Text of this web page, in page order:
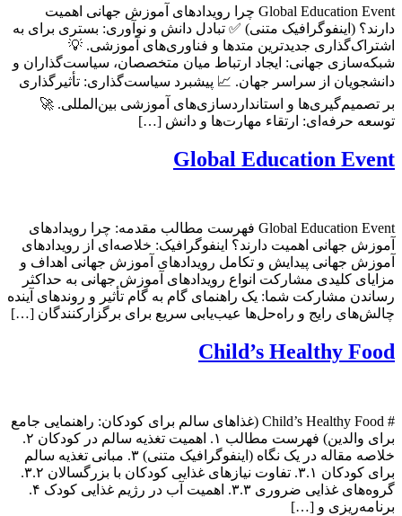
Global Education Event چرا رویدادهای آموزش جهانی اهمیت
دارند؟ (اینفوگرافیک متنی) ✅ تبادل دانش و نوآوری: بستری برای به
اشتراک‌گذاری جدیدترین متدها و فناوری‌های آموزشی. 💡
شبکه‌سازی جهانی: ایجاد ارتباط میان متخصصان، سیاست‌گذاران و
دانشجویان از سراسر جهان. 📈 پیشبرد سیاست‌گذاری: تأثیرگذاری
بر تصمیم‌گیری‌ها و استانداردسازی‌های آموزشی بین‌المللی. 🚀
توسعه حرفه‌ای: ارتقاء مهارت‌ها و دانش […]
Global Education Event
Global Education Event فهرست مطالب مقدمه: چرا رویدادهای
آموزش جهانی اهمیت دارند؟ اینفوگرافیک: خلاصه‌ای از رویدادهای
آموزش جهانی پیدایش و تکامل رویدادهای آموزش جهانی اهداف و
مزایای کلیدی مشارکت انواع رویدادهای آموزش جهانی به حداکثر
رساندن مشارکت شما: یک راهنمای گام به گام تأثیر و روندهای آینده
چالش‌های رایج و راه‌حل‌ها عیب‌یابی سریع برای برگزارکنندگان […]
Child’s Healthy Food
# Child’s Healthy Food (غذاهای سالم برای کودکان: راهنمایی جامع
برای والدین) فهرست مطالب ۱. اهمیت تغذیه سالم در کودکان ۲.
خلاصه مقاله در یک نگاه (اینفوگرافیک متنی) ۳. مبانی تغذیه سالم
برای کودکان ۳.۱. تفاوت نیازهای غذایی کودکان با بزرگسالان ۳.۲.
گروه‌های غذایی ضروری ۳.۳. اهمیت آب در رژیم غذایی کودک ۴.
برنامه‌ریزی و […]